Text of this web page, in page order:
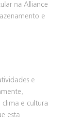
na Alliance
e
e
e cultura
esta